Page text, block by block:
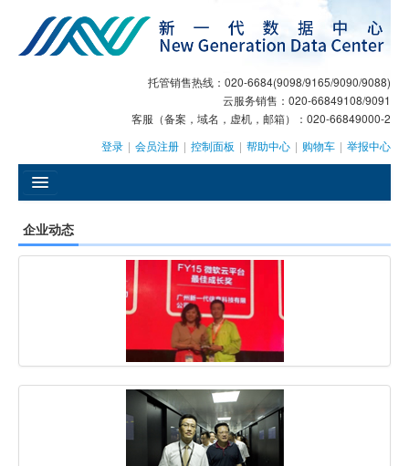
托管销售热线：020-6684(9098/9165/9090/9088)
云服务销售：020-66849108/9091
客服（备案，域名，虚机，邮箱）：020-66849000-2
登录 | 会员注册 | 控制面板 | 帮助中心 | 购物车 | 举报中心
GEO
主机托管
企业动态